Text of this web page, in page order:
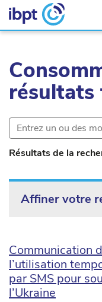
résultats
Résultats de la
Affiner votre
Communication
l’utilisation
par SMS pour
l’Ukraine